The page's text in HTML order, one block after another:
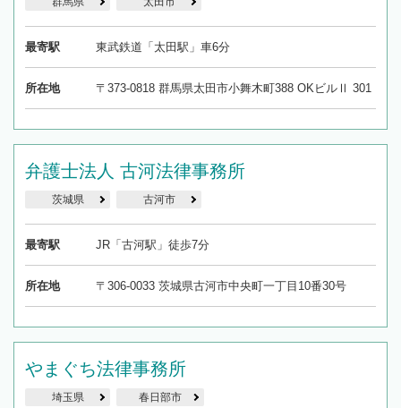
最寄駅 東武鉄道「太田駅」車6分
所在地 〒373-0818 群馬県太田市小舞木町388 OKビルⅡ 301
弁護士法人 古河法律事務所
茨城県 古河市
最寄駅 JR「古河駅」徒歩7分
所在地 〒306-0033 茨城県古河市中央町一丁目10番30号
やまぐち法律事務所
埼玉県 春日部市